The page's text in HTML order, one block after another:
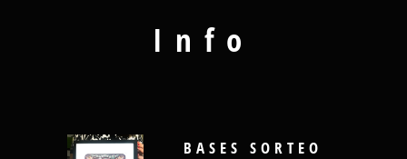
Info
BASES SORTEO